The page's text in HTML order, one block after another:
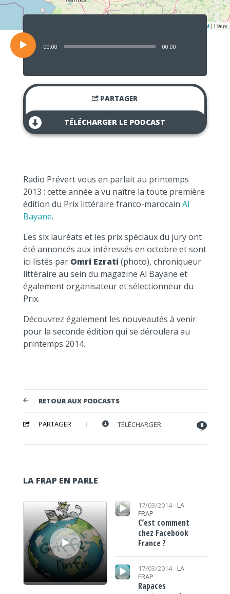
Leaflet | Lieux
Lecteur
audio
00:00 00:00
PARTAGER
TÉLÉCHARGER LE PODCAST
Radio Prévert vous en parlait au printemps
2013 : cette année a vu naître la toute première
édition du Prix littéraire franco-marocain Al
Bayane.
Les six lauréats et les prix spéciaux du jury ont
été annoncés aux intéressés en octobre et sont
ici listés par Omri Ezrati (photo), chroniqueur
littéraire au sein du magazine Al Bayane et
également organisateur et sélectionneur du
Prix.
Découvrez également les nouveautés à venir
pour la seconde édition qui se déroulera au
printemps 2014.
RETOUR AUX PODCASTS
PARTAGER TÉLÉCHARGER 0
LA FRAP EN PARLE
Lecteur audio
Lecteur audio 17/03/2014 - LA
FRAP
C’est comment
chez Facebook
France ?
Lecteur audio
17/03/2014 - LA
FRAP
Rapaces